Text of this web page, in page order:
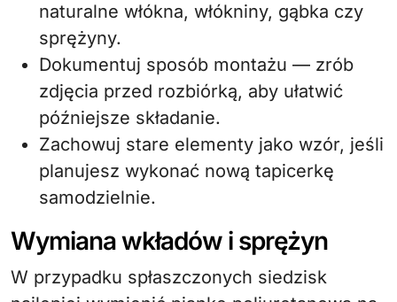
naturalne włókna, włókniny, gąbka czy
sprężyny.
Dokumentuj sposób montażu — zrób
zdjęcia przed rozbiórką, aby ułatwić
późniejsze składanie.
Zachowuj stare elementy jako wzór, jeśli
planujesz wykonać nową tapicerkę
samodzielnie.
Wymiana wkładów i sprężyn
W przypadku spłaszczonych siedzisk